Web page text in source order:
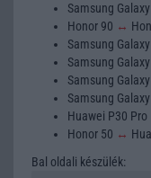
Samsung
Honor 90 ↔
Samsung
Samsung
Samsung
Samsung
Huawei P30 Pro
Honor 50 ↔
Bal oldali készülék: